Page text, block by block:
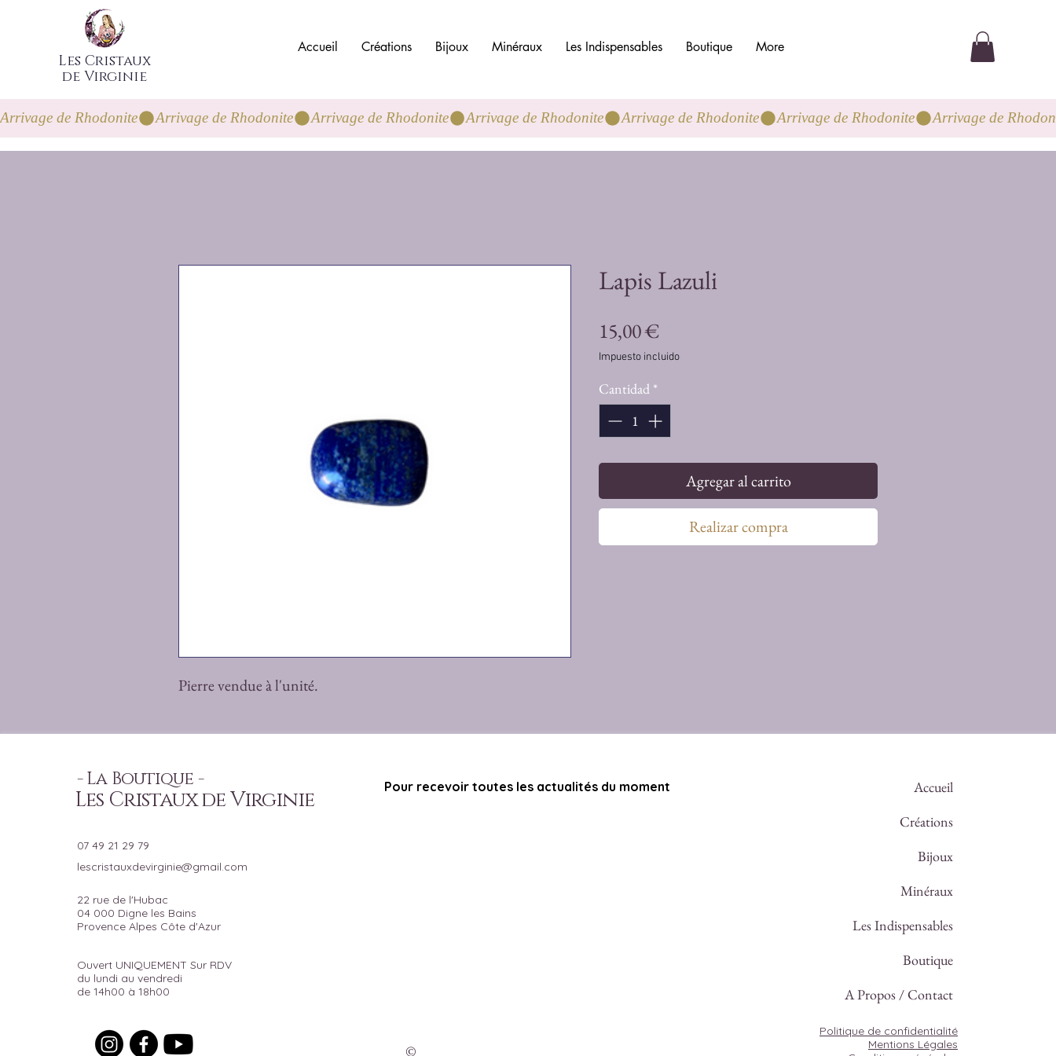
Les Cristaux
de Virginie
Accueil Créations Bijoux Minéraux Les Indispensables Boutique More
Arrivage de Rhodonite
Pierre vendue à l'unité.
Lapis Lazuli
15,00 €Precio
Impuesto incluido
Cantidad *
Agregar al carrito
Realizar compra
- La Boutique -
Les Cristaux de Virginie
07 49 21 29 79
lescristauxdevirginie@gmail.com
22 rue de l'Hubac
04 000 Digne les Bains
Provence Alpes Côte d'Azur
Ouvert UNIQUEMENT Sur RDV
du lundi au vendredi
de 14h00 à 18h00
Pour recevoir toutes les actualités du moment
©
Accueil
Créations
Bijoux
Minéraux
Les Indispensables
Boutique
A Propos / Contact
Politique de confidentialité
Mentions Légales